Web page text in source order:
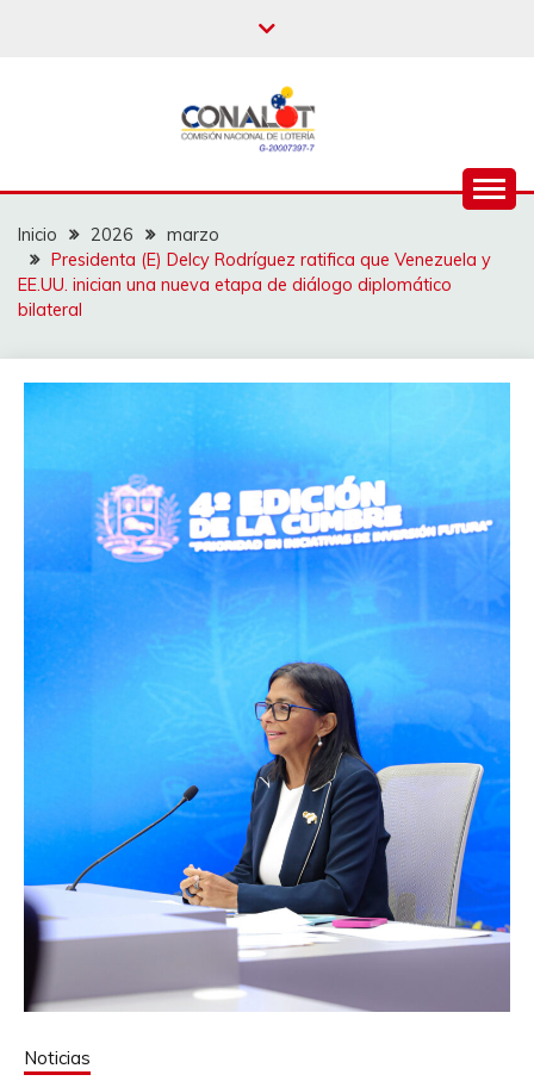
Inicio 2026
marzo
Presidenta (E) Delcy Rodríguez ratifica que Venezuela y
EE.UU. inician una nueva etapa de diálogo diplomático
bilateral
Noticias